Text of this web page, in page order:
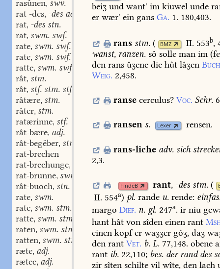
rasûnen, swv.
rat -des, -des adj.
rat, -des stn.
rat, swm. swf.
rate, swm. swf.
rate, swm. swf.
ratte, swm. swf.
rât, stm.
rât, stf. stm. stf.
râtære, stm.
râter, stm.
ratærinne, stf.
rât-bære, adj.
rât-begëber, stm.
rat-brechen
rat-brechunge,
rat-brunne, swm.
rât-buoch, stn.
rate, swm.
rate, swm. stm.
ratte, swm. stm.
raten, swm. stm.
ratten, swm. stm.
ræte, adj.
rætec, adj.
beiʒ und want' im kiuwel unde
er wær' ein gans Ga. 1. 180,403.
rans stm. ( BMZ II. 553b,
wanst, ranzen. sô solle man im
den rans ûʒene die hût lâʒen Buch
Weig. 2,458.
ranse cerculus? Voc. Schr.
ransen s. Lexer rensen.
rans-lîche adv. sich
2,3.
FindeB rant, -des stm. (
II. 554a) pl. rande u. rende:
margo Dief. n. gl. 247a. ir niu
hant hât von sîden einen rant
einen kopfer waʒʒer gôʒ, daʒ
den rant Vet. b. L. 77,148. obene
rant ib. 22,110; bes. derranddes
zir sîten schilte vil wîte, den lach